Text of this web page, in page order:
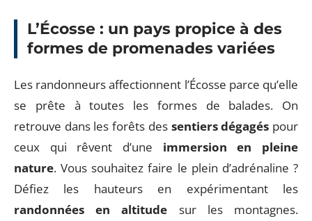
L’Écosse : un pays propice à des
formes de promenades variées
Les randonneurs affectionnent l’Écosse parce qu’elle
se prête à toutes les formes de balades. On
retrouve dans les forêts des sentiers dégagés pour
ceux qui rêvent d’une immersion en pleine
nature. Vous souhaitez faire le plein d’adrénaline ?
Défiez les hauteurs en expérimentant les
randonnées en altitude sur les montagnes.